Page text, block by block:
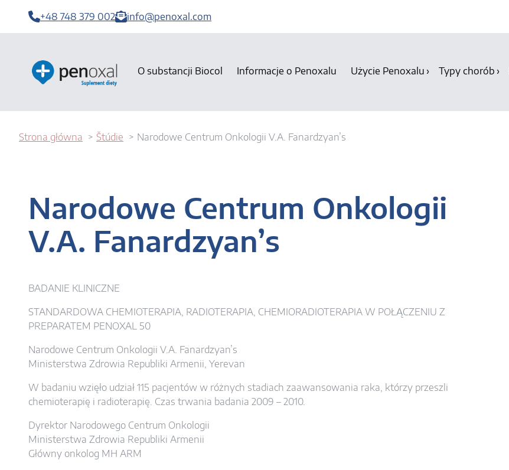
+48 748 379 002 info@penoxal.com
O substancji Biocol Informacje o Penoxalu Użycie Penoxalu Typy chorób
Strona główna Štúdie Narodowe Centrum Onkologii V.A. Fanardzyan’s
Narodowe Centrum Onkologii
V.A. Fanardzyan’s
BADANIE KLINICZNE
STANDARDOWA CHEMIOTERAPIA, RADIOTERAPIA, CHEMIORADIOTERAPIA W POŁĄCZENIU Z
PREPARATEM PENOXAL 50
Narodowe Centrum Onkologii V.A. Fanardzyan’s
Ministerstwa Zdrowia Republiki Armenii, Yerevan
W badaniu wzięło udział 115 pacjentów w różnych stadiach zaawansowania raka, którzy przeszli
chemioterapię i radioterapię. Czas trwania badania 2009 – 2010.
Dyrektor Narodowego Centrum Onkologii
Ministerstwa Zdrowia Republiki Armenii
Główny onkolog MH ARM